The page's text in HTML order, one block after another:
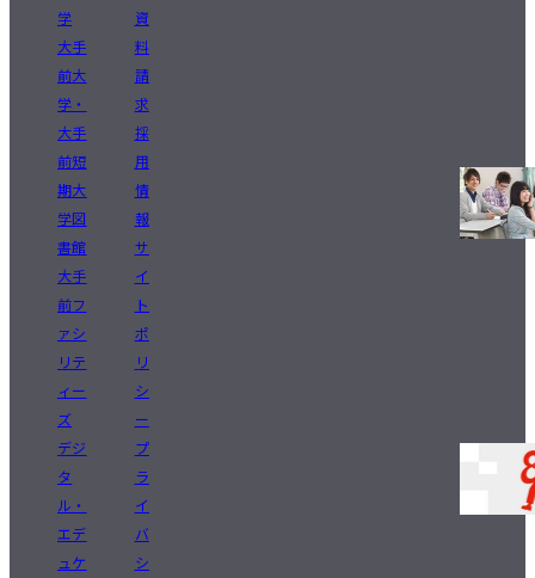
進路データ
資格サポートセンター
留学生への就職支援
卒業生の就職相談受付
就職関連Webサイトリンク集
求人検索NAVI
受験生
保護者・卒業生
企業・メディア
地域・一般
el-Campus
学
大手
前大
学・
大手
前短
期大
学図
書館
大手
前フ
ァシ
リテ
ィー
ズ
デジ
タ
ル・
エデ
ュケ
資
料
請
求
採
用
情
報
サ
イ
ト
ポ
リ
シ
ー
プ
ラ
イ
バ
シ